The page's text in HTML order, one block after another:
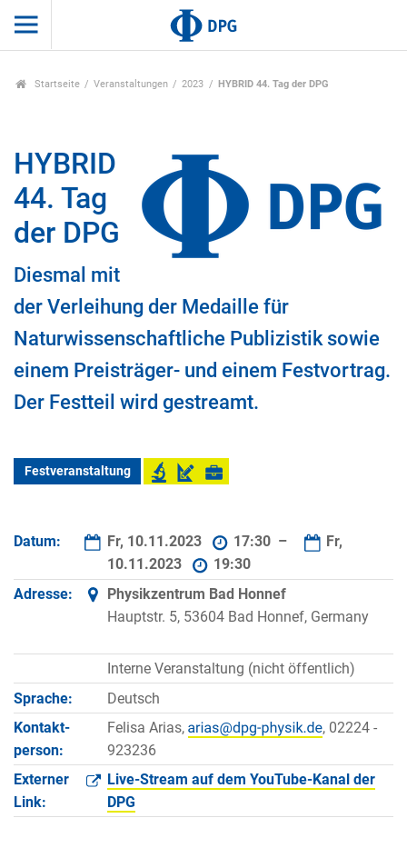
Startseite Veranstaltungen 2023 HYBRID 44. Tag der DPG
HYBRID
44. Tag
der DPG
Diesmal mit
der Verleihung der Medaille für
Naturwissenschaftliche Publizistik sowie
einem Preisträger- und einem Festvortrag.
Der Festteil wird gestreamt.
Festveranstaltung
Datum: Fr, 10.11.2023 17:30 –
Fr,
10.11.2023
19:30
Adresse:
Physikzentrum Bad Honnef
Hauptstr. 5, 53604 Bad Honnef, Germany
Interne Veranstaltung (nicht öffentlich)
Sprache:
Deutsch
Kontakt­
person:
Felisa Arias,
, 02224 -
923236
Externer
Link:
Live-Stream auf dem YouTube-Kanal der
DPG